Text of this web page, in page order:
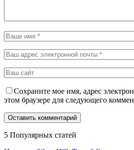
Сохраните мое имя, адрес
этом браузере для следующего
5 Популярных статей